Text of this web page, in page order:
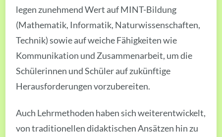
legen zunehmend Wert auf MINT-Bildung
(Mathematik, Informatik, Naturwissenschaften,
Technik) sowie auf weiche Fähigkeiten wie
Kommunikation und Zusammenarbeit, um die
Schülerinnen und Schüler auf zukünftige
Herausforderungen vorzubereiten.
Auch Lehrmethoden haben sich weiterentwickelt,
von traditionellen didaktischen Ansätzen hin zu